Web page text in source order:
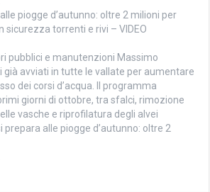
piogge d’autunno: oltre 2 milioni per
sicurezza torrenti e rivi – VIDEO
pubblici e manutenzioni Massimo
già avviati in tutte le vallate per aumentare
dei corsi d’acqua. Il programma
giorni di ottobre, tra sfalci, rimozione
vasche e riprofilatura degli alvei
prepara alle piogge d’autunno: oltre 2